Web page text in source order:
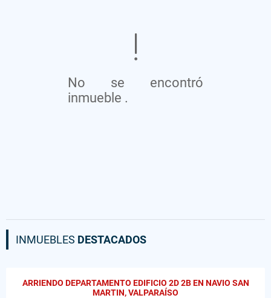
No se encontró
inmueble .
INMUEBLES DESTACADOS
ARRIENDO DEPARTAMENTO EDIFICIO 2D 2B EN NAVIO SAN
MARTIN, VALPARAÍSO